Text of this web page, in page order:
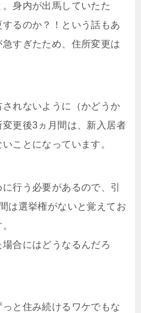
身内が出馬していたた
るのか？！という話もあ
すぎたため、住所変更は
れないように（かどうか
更後3ヵ月間は、新入居者
ことになっています。
行う必要があるので、引
は選挙権がないと覚えてお
合にはどうなるんだろ
と住み続けるワケでもな